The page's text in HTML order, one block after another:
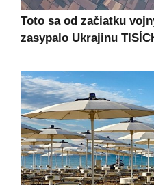
Toto sa od začiatku
zasypalo Ukrajinu